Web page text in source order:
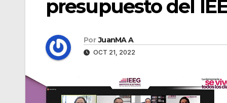
presupuesto del
Por JuanMA A
OCT 21, 2022